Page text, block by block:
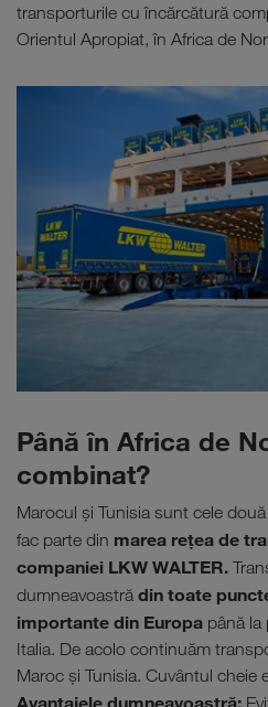
transporturile cu încărcătură
Orientul Apropiat, în Africa de
Până în Africa de
combinat?
Marocul şi Tunisia sunt cele
fac parte din marea reţea de
companiei LKW WALTER.
dumneavoastră din toate
importante din Europa până la
Italia. De acolo continuăm
Maroc şi Tunisia. Cuvântul cheie
Avantajele dumneavoastră: